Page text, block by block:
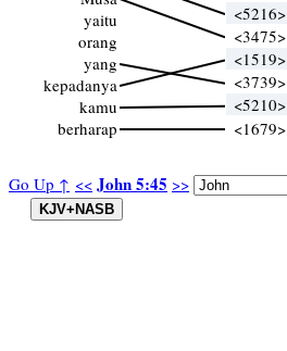
Go Up ↑ << John 5:45 >>
yaitu
orang
yang
kepadanya
kamu
berharap
<5216>
<3475>
<1519>
<3739>
<5210>
<1679>